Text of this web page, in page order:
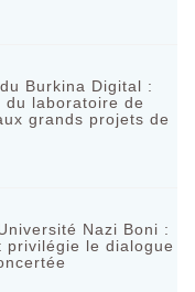
Burkina Digital :
du laboratoire de
grands projets de
Nazi Boni :
privilégie le dialogue